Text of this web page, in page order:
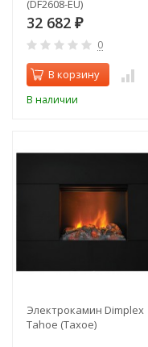
(DF2608-EU)
32 682 ₽
0
В корзину
В наличии
Электрокамин Dimplex
Tahoe (Тахое)